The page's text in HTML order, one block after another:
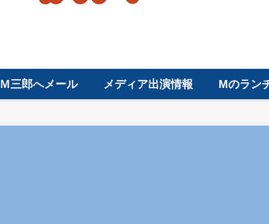
Ｍ三郎へメール メディア出演情報 Mのラン